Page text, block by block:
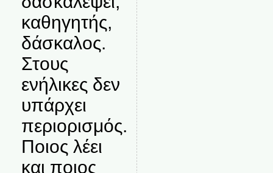
καθηγητής,
δάσκαλος.
Στους
ενήλικες δεν
υπάρχει
περιορισμός.
Ποιος λέει
και ποιος